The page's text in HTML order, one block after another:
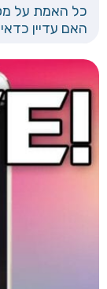
האם עדיין